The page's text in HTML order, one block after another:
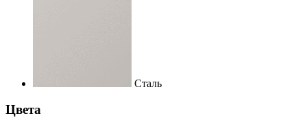
Сталь
Цвета